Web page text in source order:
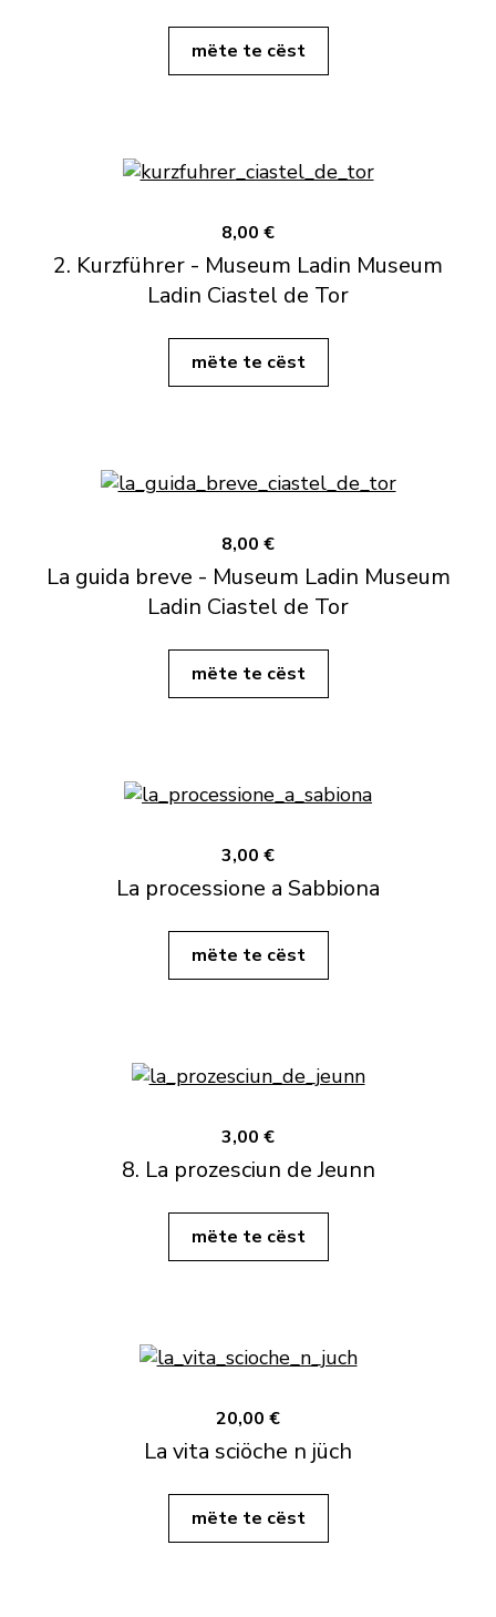
mëte te cëst
8,00 €
2. Kurzführer - Museum Ladin Museum
Ladin Ciastel de Tor
mëte te cëst
8,00 €
La guida breve - Museum Ladin Museum
Ladin Ciastel de Tor
mëte te cëst
3,00 €
La processione a Sabbiona
mëte te cëst
3,00 €
8. La prozesciun de Jeunn
mëte te cëst
20,00 €
La vita sciöche n jüch
mëte te cëst